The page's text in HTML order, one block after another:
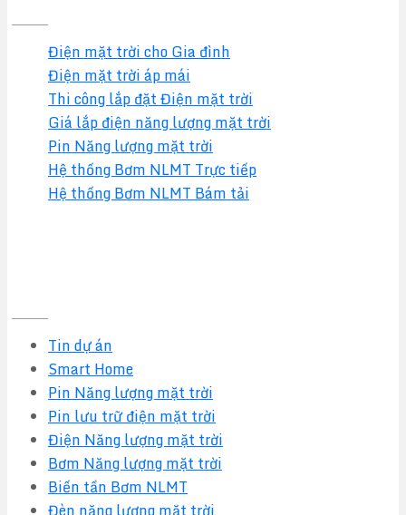
Điện mặt trời cho Gia đình
Điện mặt trời áp mái
Thi công lắp đặt Điện mặt trời
Giá lắp điện năng lượng mặt trời
Pin Năng lượng mặt trời
Hệ thống Bơm NLMT Trực tiếp
Hệ thống Bơm NLMT Bám tải
Tin dự án
Smart Home
Pin Năng lượng mặt trời
Pin lưu trữ điện mặt trời
Điện Năng lượng mặt trời
Bơm Năng lượng mặt trời
Biến tần Bơm NLMT